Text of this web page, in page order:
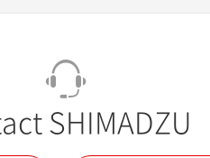
SHIMADZU